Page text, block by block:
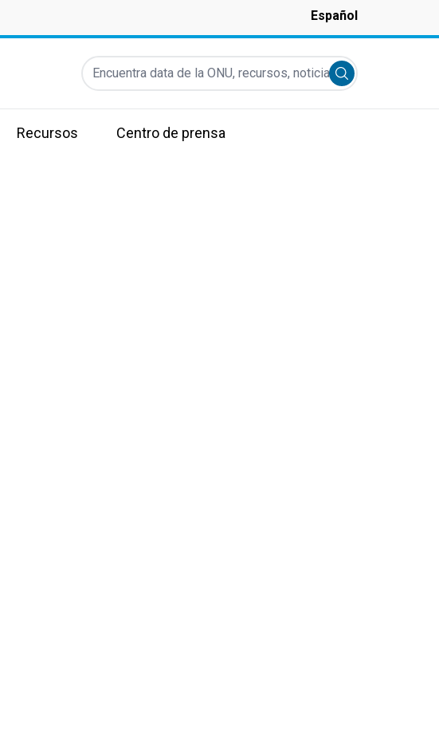
Español
Encuentra data de la ONU, recursos, noticias y más...
Submit search
Recursos Centro de prensa